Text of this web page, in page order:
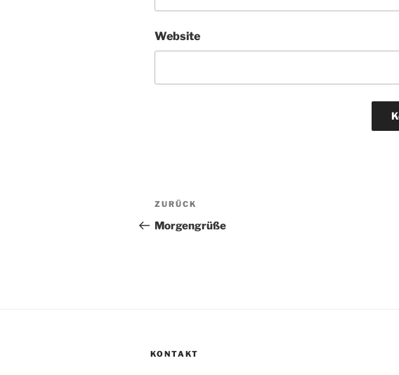
Website
Beitragsnavigation
Vorheriger
Beitrag
ZURÜCK
Morgengrüße
KONTAKT